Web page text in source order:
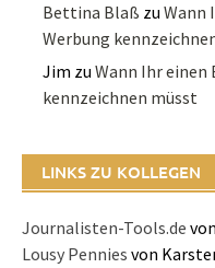
Bettina Blaß zuWann
Werbung
Jim zuWann Ihr
kennzeichnen müsst
LINKS ZU KOLLEGEN
Journalisten-Tools.de
Lousy Pennies von